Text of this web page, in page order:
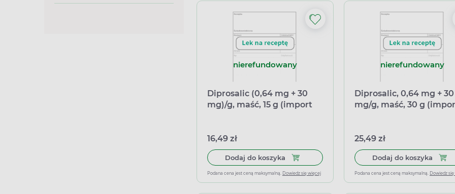
nierefundowany
Diprosalic (0,64 mg + 30
mg)/g, maść, 15 g (import
16,49 zł
Dodaj do koszyka Dodaj do koszyka Diprosalic (0,64 mg + 30
Podana cena jest ceną maksymalną. Dowiedz się więcej
nierefundowany
Diprosalic, 0,64 mg + 30
mg/g, maść, 30 g
25,49 zł
Dodaj do koszyka
Podana cena jest ceną maksymalną. Dowiedz